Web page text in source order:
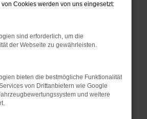
wie Werbeblocker,
Laden bestimmter Seiten
die Seite in einem
oder in einem privaten
Gerät neu.
helfen,
Cookies werden von uns eingesetzt:
sind erforderlich, um die
der Webseite zu gewährleisten.
bieten die bestmögliche Funktionalität
von Drittanbietern wie Google
und weitere